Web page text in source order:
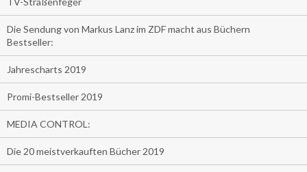
Die Sendung von Markus Lanz im ZDF macht aus Büchern
Bestseller:
Jahrescharts 2019
Promi-Bestseller 2019
MEDIA CONTROL:
Die 20 meistverkauften Bücher 2019